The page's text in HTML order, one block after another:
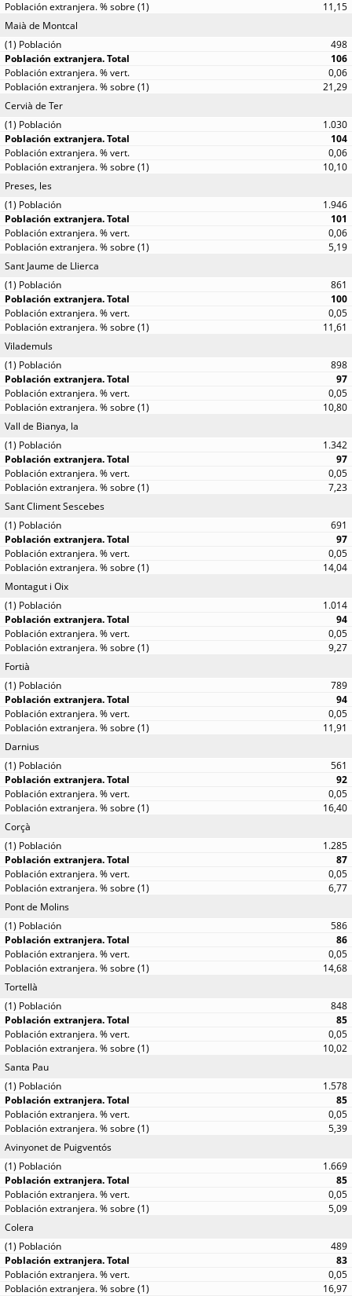
11,15
Maià de Montcal
498
106
0,06
21,29
Cervià de Ter
1.030
104
0,06
10,10
Preses, les
1.946
101
0,06
5,19
Sant Jaume de Llierca
861
100
0,05
11,61
Vilademuls
898
97
0,05
10,80
Vall de Bianya, la
1.342
97
0,05
7,23
Sant Climent Sescebes
691
97
0,05
14,04
Montagut i Oix
1.014
94
0,05
9,27
Fortià
789
94
0,05
11,91
Darnius
561
92
0,05
16,40
Corçà
1.285
87
0,05
6,77
Pont de Molins
586
86
0,05
14,68
Tortellà
848
85
0,05
10,02
Santa Pau
1.578
85
0,05
5,39
Avinyonet de Puigventós
1.669
85
0,05
5,09
Colera
489
83
0,05
16,97